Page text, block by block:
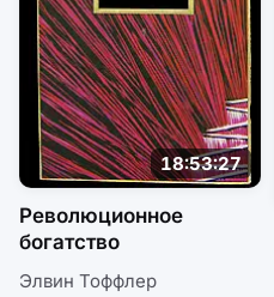
18:53:27
Революционное
богатство
Элвин Тоффлер